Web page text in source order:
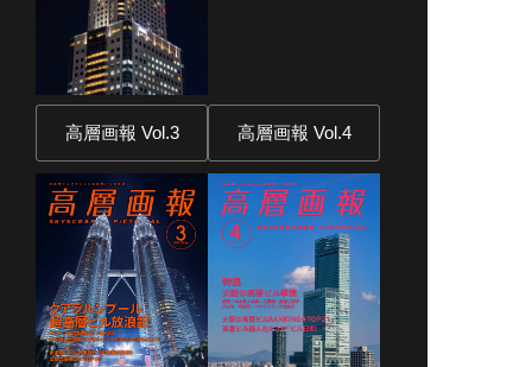
高層画報 Vol.3 高層画報 Vol.4